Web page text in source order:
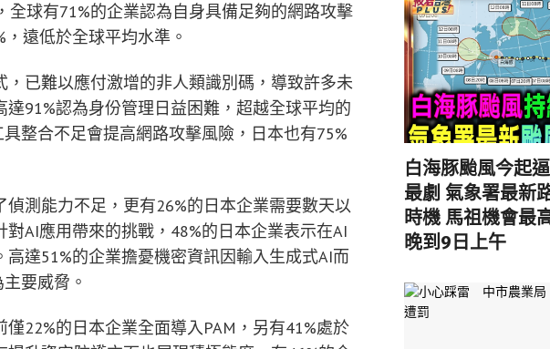
球有71%的企業認為自身具備足夠的網路攻擊
遠低於全球平均水準。
已難以應付激增的非人類識別碼，導致許多未
91%認為身份管理日益困難，超越全球平均的
整合不足會提高網路攻擊風險，日本也有75%
測能力不足，更有26%的日本企業需要數天以
AI應用帶來的挑戰，48%的日本企業表示在AI
達51%的企業擔憂機密資訊因輸入生成式AI而
要威脅。
22%的日本企業全面導入PAM，另有41%處於
白海豚颱風今起
最劇 氣象署最新
時機 馬祖機會最
晚到9日上午